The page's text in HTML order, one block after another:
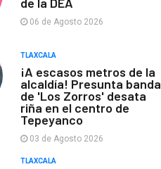
06 de Agosto 2026
TLAXCALA
¡A escasos metros de la
alcaldía! Presunta banda
de 'Los Zorros' desata
riña en el centro de
Tepeyanco
03 de Agosto 2026
TLAXCALA